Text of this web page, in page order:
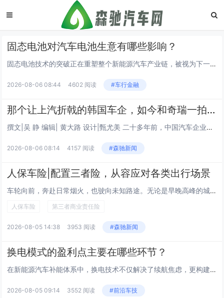
固态电池对汽车电池生意有哪些影响？
固态电池技术的突破正在重塑整个新能源汽车产业链，被视为下一代储能技术的核心方向。传统液态锂电池面临能量密度瓶颈和安全隐患，而新技术的出现为行业带来了新的增长点。对于电池制造商而言，这不仅是产品的迭代，更是生产线的重构，生产工艺的改变将直接影...
2026-08-06 08:44 4602 阅读 #车行金融
那个让上汽折戟的韩国车企，如今和奇瑞一拍即合
撰文|吴 静 编辑| 黄大路 设计|甄尤美 二十多年前，中国汽车企业第一次深度介入韩国双龙汽车时，带去的主要是资本和市场承诺；二十多年后，中国车企再次投资这家韩国汽车制造商，带去的已经今非昔比。 8月2日，奇瑞汽车与韩国KG M...
2026-08-06 08:14 4157 阅读 #森驰新闻
人保车险|配置三者险，从容应对各类出行场景
车轮向前，奔赴日常烟火，也驶向未知路途。无论是早晚高峰的城市通勤，节假日奔赴远方的自驾旅途，穿行街巷的短途出行，还是驰骋高速的长途奔波，道路环境瞬息万变，潜藏着难以预判的意外风险。谨慎驾驶是底线，但无法完全规避突发状况，人保机动车第三者责任...
人保车险 第三者商业责任险
2026-08-05 14:38 3953 阅读 #森驰新闻
换电模式的盈利点主要在哪些环节？
在新能源汽车补能体系中，换电技术不仅解决了续航焦虑，更构建了一套独特的商业闭环。不同于传统充电模式依赖单一的电费差价，换电体系的商业价值分布更为多元，其核心逻辑在于将电池从车辆资产中剥离，转化为可运营的服务单元，从而重构了人、车、能源之间的...
2026-08-05 09:14 3552 阅读 #前沿车技